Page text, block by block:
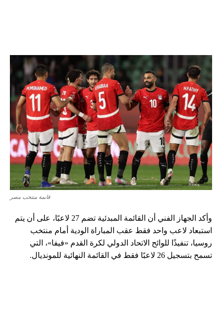
قاىمة منتخب مصر
وأكد الجهاز الفني أن القائمة المبدئية تضم 27 لاعبًا، على أن يتم
استبعاد لاعب واحد فقط عقب المباراة الودية أمام منتخب
روسيا، تنفيذًا للوائح الاتحاد الدولي لكرة القدم «فيفا»، التي
تسمح بتسجيل 26 لاعبًا فقط في القائمة النهائية للمونديال.